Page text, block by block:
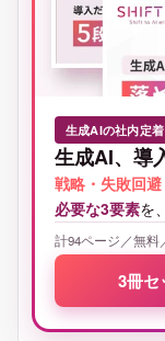
生成AIの社内定
生成AI、導
戦略・失敗回
必要な3要素を
計94ページ／無料
3冊セ